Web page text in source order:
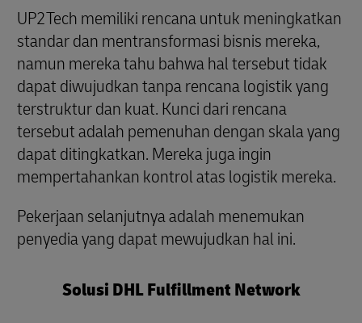
UP2Tech memiliki rencana untuk meningkatkan
standar dan mentransformasi bisnis mereka,
namun mereka tahu bahwa hal tersebut tidak
dapat diwujudkan tanpa rencana logistik yang
terstruktur dan kuat. Kunci dari rencana
tersebut adalah pemenuhan dengan skala yang
dapat ditingkatkan. Mereka juga ingin
mempertahankan kontrol atas logistik mereka.
Pekerjaan selanjutnya adalah menemukan
penyedia yang dapat mewujudkan hal ini.
Solusi DHL Fulfillment Network